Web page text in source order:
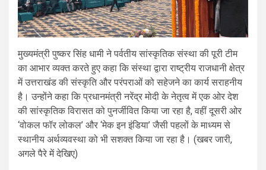
मुख्यमंत्री पुष्कर सिंह धामी ने पर्वतीय सांस्कृतिक संस्था की पूरी टीम
का आभार व्यक्त करते हुए कहा कि संस्था द्वारा राष्ट्रीय राजधानी क्षेत्र
में उत्तराखंड की संस्कृति और परंपराओं को सहेजने का कार्य सराहनीय
है। उन्होंने कहा कि प्रधानमंत्री नरेंद्र मोदी के नेतृत्व में एक ओर देश
की सांस्कृतिक विरासत को पुनर्जीवित किया जा रहा है, वहीं दूसरी ओर
‘वोकल फॉर लोकल’ और ‘मेक इन इंडिया’ जैसी पहलों के माध्यम से
स्थानीय अर्थव्यवस्था को भी सशक्त किया जा रहा है। (खबर जारी,
अगले पैरे में देखिए)